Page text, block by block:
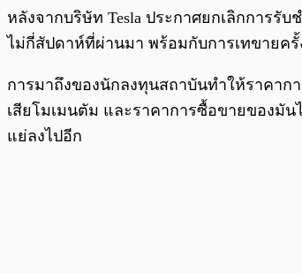
หลังจากบริษัท Tesla ประกาศยกเลิกการ
ไม่กี่สัปดาห์ที่ผ่านมา พร้อมกับการเทขายค
การมาถึงของนักลงทุนสถาบันทำให้ราคา
เสียโมเมนตัม และราคาการซื้อขายของมั
แย่ลงไปอีก